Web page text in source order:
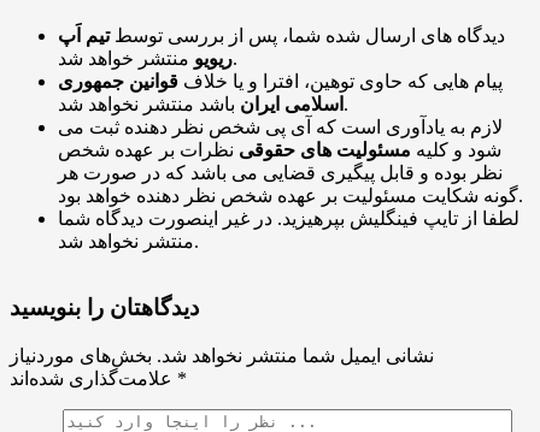
دیدگاه های ارسال شده شما، پس از بررسی توسطتیم اَپ
ریویومنتشر خواهد شد.
پیام هایی که حاوی توهین، افترا و یا خلاف قوانین جمهوری
اسلامی ایران باشد منتشر نخواهد شد.
لازم به یادآوری است که آی پی شخص نظر دهنده ثبت می
شود و کلیه مسئولیت های حقوقی نظرات بر عهده شخص
نظر بوده و قابل پیگیری قضایی می باشد که در صورت هر
گونه شکایت مسئولیت بر عهده شخص نظر دهنده خواهد بود.
لطفا از تایپ فینگلیش بپرهیزید. در غیر اینصورت دیدگاه شما
منتشر نخواهد شد.
دیدگاهتان را بنویسید
نشانی ایمیل شما منتشر نخواهد شد. بخش‌های موردنیاز
*